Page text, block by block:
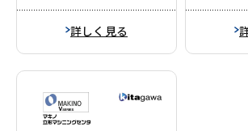
詳しく見る